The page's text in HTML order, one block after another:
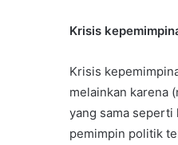
Krisis
Krisis
melainkan karena
yang sama seperti
pemimpin politik